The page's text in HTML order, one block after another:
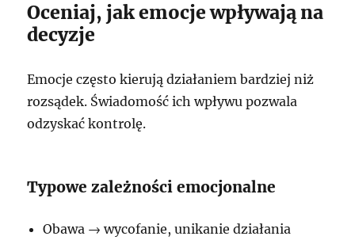
Oceniaj, jak emocje wpływają na
decyzje
Emocje często kierują działaniem bardziej niż
rozsądek. Świadomość ich wpływu pozwala
odzyskać kontrolę.
Typowe zależności emocjonalne
Obawa → wycofanie, unikanie działania